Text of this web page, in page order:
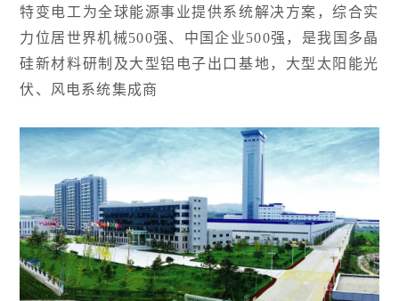
特变电工为全球能源事业提供系统解决方案，综合实
力位居世界机械500强、中国企业500强，是我国多晶
硅新材料研制及大型铝电子出口基地，大型太阳能光
伏、风电系统集成商